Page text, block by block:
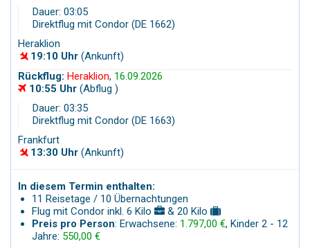
Dauer: 03:05
Direktflug mit Condor (DE 1662)
Heraklion
19:10 Uhr (Ankunft)
Rückflug: Heraklion, 16.09.2026
10:55 Uhr (Abflug )
Dauer: 03:35
Direktflug mit Condor (DE 1663)
Frankfurt
13:30 Uhr (Ankunft)
In diesem Termin enthalten:
11 Reisetage / 10 Übernachtungen
Flug mit Condor inkl. 6 Kilo
& 20 Kilo
Preis pro Person: Erwachsene: 1.797,00 €, Kinder 2 - 12
Jahre: 550,00 €